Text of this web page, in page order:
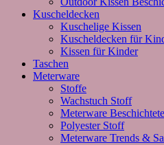
Kuscheldecken
Kuschelige Kissen
Kuscheldecken für
Kissen für Kinder
Taschen
Meterware
Stoffe
Wachstuch Stoff
Meterware
Polyester Stoff
Meterware Trends &